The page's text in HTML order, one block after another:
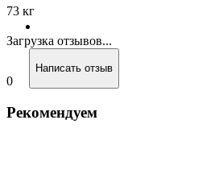
73 кг
Загрузка отзывов...
0
Написать отзыв
Рекомендуем